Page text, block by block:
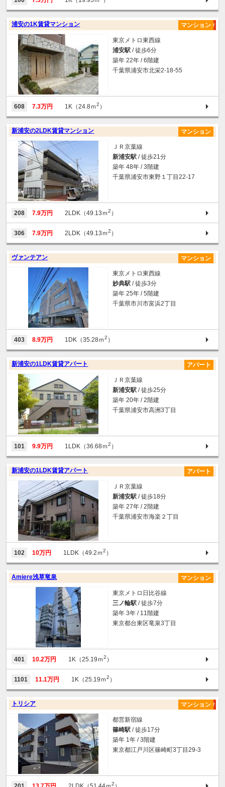
浦安の1K賃貸マンション マンション
東京メトロ東西線
浦安駅 / 徒歩6分
築年 22年 / 6階建
千葉県浦安市北栄2-18-55
608 7.3万円 1K（24.8ｍ2 ）
新浦安の2LDK賃貸マンション マンション
ＪＲ京葉線
新浦安駅 / 徒歩21分
築年 48年 / 3階建
千葉県浦安市東野１丁目22-17
208 7.9万円 2LDK（49.13ｍ2 ）
306 7.9万円 2LDK（49.13ｍ2 ）
ヴァンテアン マンション
東京メトロ東西線
妙典駅 / 徒歩3分
築年 25年 / 5階建
千葉県市川市富浜2丁目
403 8.9万円 1DK（35.28ｍ2 ）
新浦安の1LDK賃貸アパート アパート
ＪＲ京葉線
新浦安駅 / 徒歩25分
築年 20年 / 2階建
千葉県浦安市高洲3丁目
101 9.9万円 1LDK（36.68ｍ2 ）
新浦安の1LDK賃貸アパート アパート
ＪＲ京葉線
新浦安駅 / 徒歩18分
築年 27年 / 2階建
千葉県浦安市海楽２丁目
102 10万円 1LDK（49.2ｍ2 ）
Amiere浅草竜泉 マンション
東京メトロ日比谷線
三ノ輪駅 / 徒歩7分
築年 3年 / 11階建
東京都台東区竜泉3丁目
401 10.2万円 1K（25.19ｍ2 ）
1101 11.1万円 1K（25.19ｍ2 ）
トリシア マンション
都営新宿線
篠崎駅 / 徒歩17分
築年 1年 / 3階建
東京都江戸川区篠崎町3丁目29-3
2